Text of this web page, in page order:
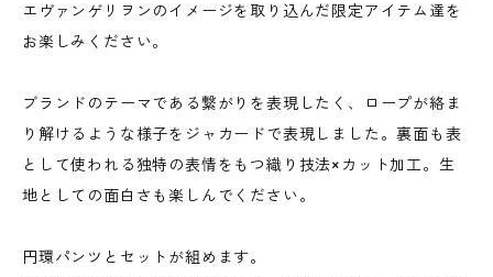
エヴァンゲリヲンのイメージを取り込んだ限定アイテム達を
お楽しみください。
ブランドのテーマである繋がりを表現したく、ロープが絡ま
り解けるような様子をジャカードで表現しました。裏面も表
として使われる独特の表情をもつ織り技法×カット加工。生
地としての面白さも楽しんでください。
円環パンツとセットが組めます。